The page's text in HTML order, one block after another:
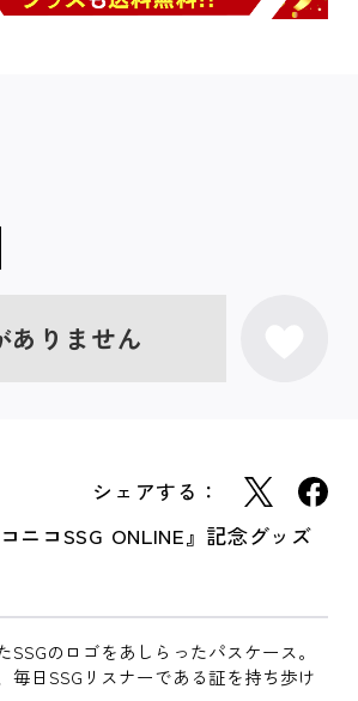
ありません
シェアする：
ニコSSG ONLINE』記念グッズ
SSGのロゴをあしらったパスケース。
毎日SSGリスナーである証を持ち歩け